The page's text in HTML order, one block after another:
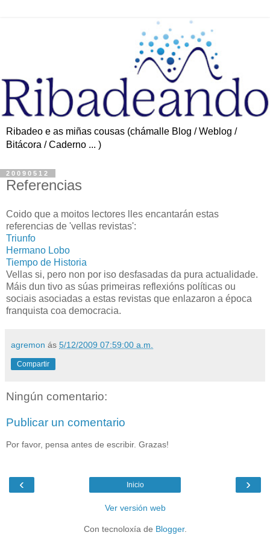
Ribadeo e as miñas cousas (chámalle Blog / Weblog /
Bitácora / Caderno ... )
20090512
Referencias
Coido que a moitos lectores lles encantarán estas
referencias de 'vellas revistas':
Triunfo
Hermano Lobo
Tiempo de Historia
Vellas si, pero non por iso desfasadas da pura actualidade.
Máis dun tivo as súas primeiras reflexións políticas ou
sociais asociadas a estas revistas que enlazaron a época
franquista coa democracia.
agremon ás 5/12/2009 07:59:00 a.m.
Compartir
Ningún comentario:
Publicar un comentario
Por favor, pensa antes de escribir. Grazas!
‹ ›
Inicio
Ver versión web
Con tecnoloxía de Blogger.